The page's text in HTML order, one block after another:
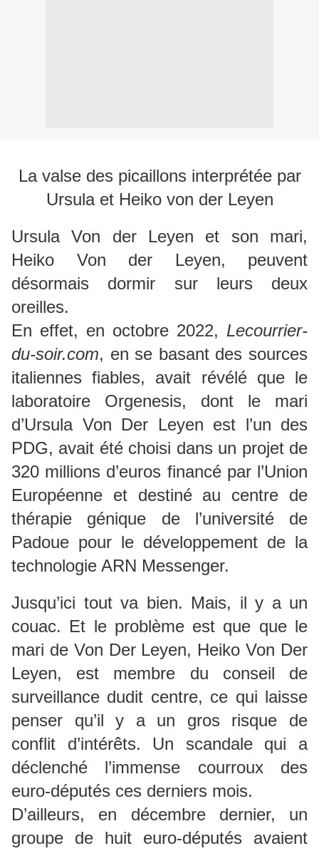
La valse des picaillons interprétée par
Ursula et Heiko von der Leyen
Ursula Von der Leyen et son mari,
Heiko Von der Leyen, peuvent
désormais dormir sur leurs deux
oreilles.
En effet, en octobre 2022, Lecourrier-
du-soir.com, en se basant des sources
italiennes fiables, avait révélé que le
laboratoire Orgenesis, dont le mari
d’Ursula Von Der Leyen est l’un des
PDG, avait été choisi dans un projet de
320 millions d’euros financé par l’Union
Européenne et destiné au centre de
thérapie génique de l’université de
Padoue pour le développement de la
technologie ARN Messenger.
Jusqu’ici tout va bien. Mais, il y a un
couac. Et le problème est que que le
mari de Von Der Leyen, Heiko Von Der
Leyen, est membre du conseil de
surveillance dudit centre, ce qui laisse
penser qu’il y a un gros risque de
conflit d’intérêts. Un scandale qui a
déclenché l’immense courroux des
euro-députés ces derniers mois.
D’ailleurs, en décembre dernier, un
groupe de huit euro-députés avaient